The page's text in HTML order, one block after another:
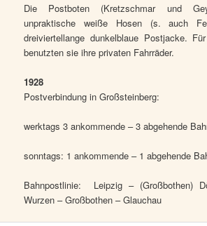
Die Postboten (Kretzschmar und
unpraktische weiße Hosen (s. auch
dreiviertellange dunkelblaue Postjacke.
benutzten sie ihre privaten Fahrräder.
1928
Postverbindung in Großsteinberg:
werktags 3 ankommende – 3 abgehende
sonntags: 1 ankommende – 1 abgehende
Bahnpostlinie: Leipzig – (Großbothen)
Wurzen – Großbothen – Glauchau